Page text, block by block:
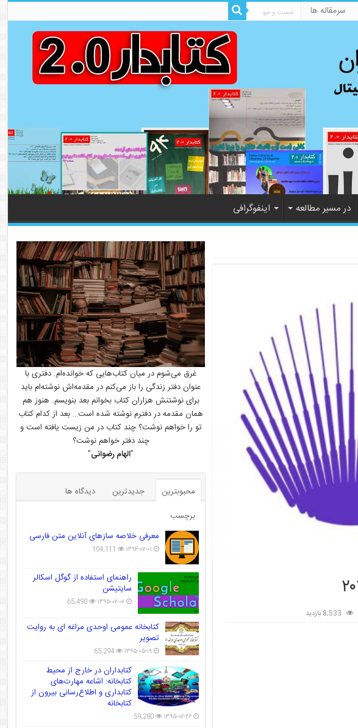
سرمقاله ها
در مسیر مطالعه اینفوگرافی
8,533 بازدید
غرق می‌شوم در میان کتاب‌هایی که خوانده‌ام. دفتری با
عنوان دفتر زندگی را باز می‌کنم در مقدمه‌اش نوشته‌ام باید
برای نوشتنش هزاران کتاب بخوانم بعد بنویسم. هنوز هم
همان مقدمه در دفترم نوشته شده است… بعد از کدام کتاب
تو را خواهم نوشت؟ چند کتاب در من زیست یافته است و
چند دفتر خواهم نوشت؟
"الهام رضوانی"
محبوبترین جدیدترین
دیدگاه ها
برچسب
معرفی خلاصه سازهای آنلاین متن فارسی
۱۳۹۴-۰۷-۰۱ 104,111
راهنمای استفاده از گوگل اسکالر
سایتیشن
۱۳۹۵-۰۷-۰۷ 65,490
کتابخانه عمومی اوحدی مراغه ای به روایت
تصویر
۱۳۹۵-۰۵-۱۹ 65,294
کتابداران در خارج از محیط
کتابخانه: اشاعه مهارت‌های
کتابداری و اطلاع‌رسانی بیرون از
کتابخانه
۱۳۹۵-۰۷-۲۶ 59,280